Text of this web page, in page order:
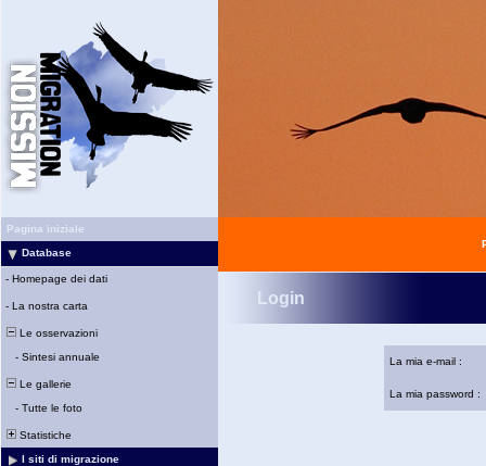
Pagina iniziale
Database
- Homepage dei dati
- La nostra carta
Le osservazioni
- Sintesi annuale
Le gallerie
- Tutte le foto
Statistiche
I siti di migrazione
Login
La mia e-mail :
La mia password :